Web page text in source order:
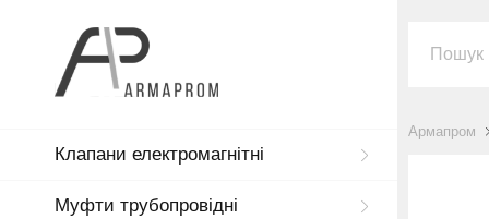
Клапани електромагнітні
Муфти трубопровідні
Армапром